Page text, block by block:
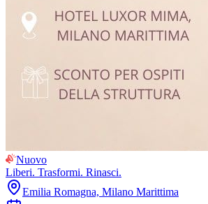
Nuovo
Liberi. Trasformi. Rinasci.
Emilia Romagna, Milano Marittima